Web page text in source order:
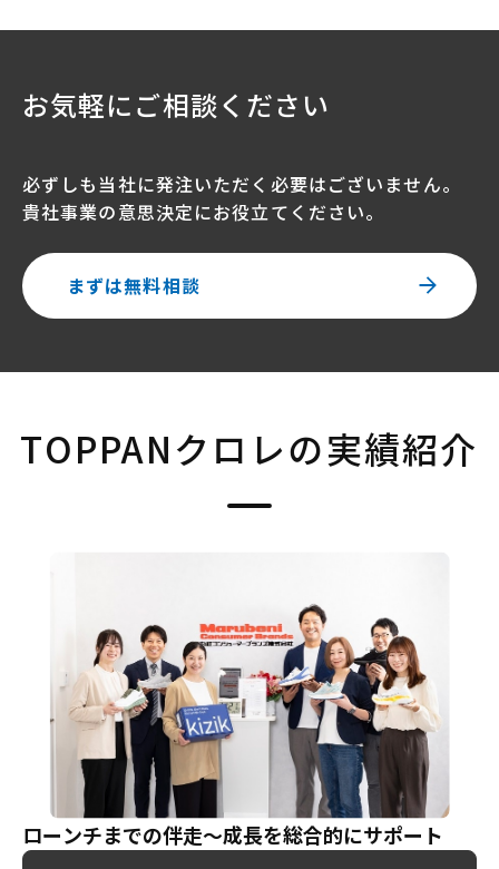
お気軽にご相談ください
必ずしも当社に発注いただく必要はございません。
貴社事業の意思決定にお役立てください。
まずは無料相談
TOPPANクロレの実績紹介
ローンチまでの伴走～成長を総合的にサポート